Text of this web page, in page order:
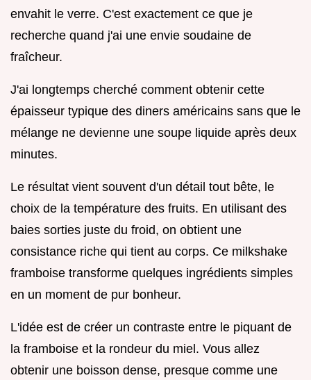
envahit le verre. C'est exactement ce que je
recherche quand j'ai une envie soudaine de
fraîcheur.
J'ai longtemps cherché comment obtenir cette
épaisseur typique des diners américains sans que le
mélange ne devienne une soupe liquide après deux
minutes.
Le résultat vient souvent d'un détail tout bête, le
choix de la température des fruits. En utilisant des
baies sorties juste du froid, on obtient une
consistance riche qui tient au corps. Ce milkshake
framboise transforme quelques ingrédients simples
en un moment de pur bonheur.
L'idée est de créer un contraste entre le piquant de
la framboise et la rondeur du miel. Vous allez
obtenir une boisson dense, presque comme une